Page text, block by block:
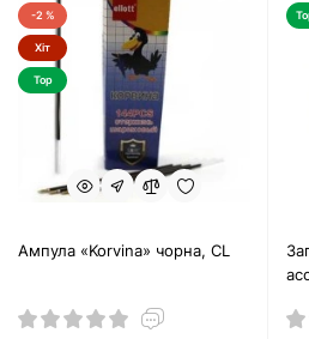
-2 %
Хіт
Top
Ампула «Korvina» чорна, CL